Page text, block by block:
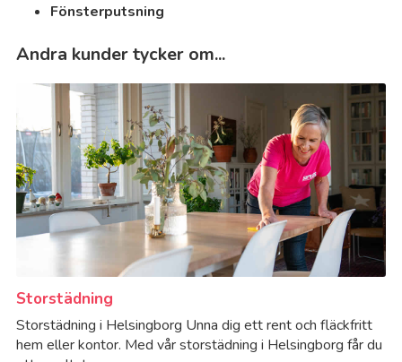
Fönsterputsning
Andra kunder tycker om...
Storstädning
Storstädning i Helsingborg Unna dig ett rent och fläckfritt
hem eller kontor. Med vår storstädning i Helsingborg får du